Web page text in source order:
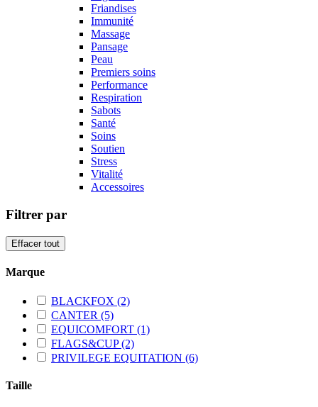
Friandises
Immunité
Massage
Pansage
Peau
Premiers soins
Performance
Respiration
Sabots
Santé
Soins
Soutien
Stress
Vitalité
Accessoires
Filtrer par
Effacer tout
Marque
BLACKFOX (2)
CANTER (5)
EQUICOMFORT (1)
FLAGS&CUP(2)
PRIVILEGE EQUITATION (6)
Taille